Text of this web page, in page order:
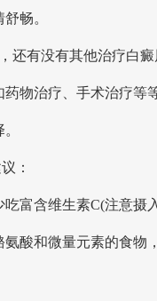
畅。
还有没有其他治疗白癜
药物治疗、手术治疗等
：
吃富含维生素C(注意摄
氨酸和微量元素的食物